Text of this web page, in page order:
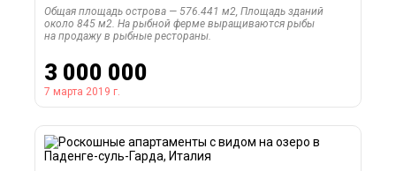
Общая площадь острова — 576.441 м2, Площадь зданий
около 845 м2. На рыбной ферме выращиваются рыбы
на продажу в рыбные рестораны.
3 000 000
7 марта 2019 г.